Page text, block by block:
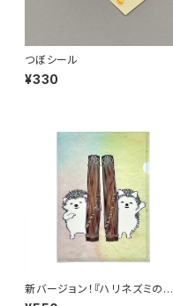
つぼシール
¥330
新バージョン！『ハリネズミのク
リマツ君』A4クリアファイル